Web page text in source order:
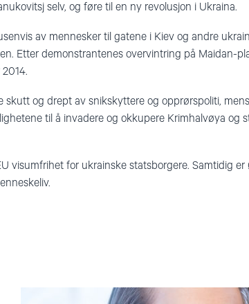
selv, og føre til en ny revolusjon i Ukraina.
av mennesker til gatene i Kiev og andre
Etter demonstrantenes overvintring på Maidan-
skutt og drept av snikskyttere og opprørspoliti,
til å invadere og okkupere Krimhalvøya og
visumfrihet for ukrainske statsborgere. Samtidig